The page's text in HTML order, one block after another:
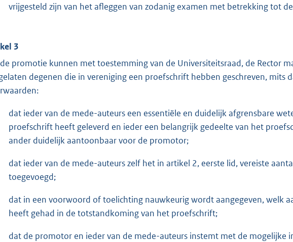
vrijgesteld zijn van het afleggen van zodanig examen met betrekking tot
3
promotie kunnen met toestemming van de Universiteitsraad, de Rector
degenen die in vereniging een proefschrift hebben geschreven, mits
dat ieder van de mede-auteurs een essentiële en duidelijk afgrensbare
proefschrift heeft geleverd en ieder een belangrijk gedeelte van het
ander duidelijk aantoonbaar voor de promotor;
dat ieder van de mede-auteurs zelf het in artikel 2, eerste lid, vereiste
toegevoegd;
dat in een voorwoord of toelichting nauwkeurig wordt aangegeven, welk
heeft gehad in de totstandkoming van het proefschrift;
dat de promotor en ieder van de mede-auteurs instemt met de mogelijke